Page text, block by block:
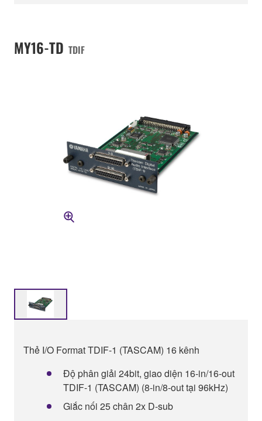
MY16-TD TDIF
Thẻ I/O Format TDIF-1 (TASCAM) 16 kênh
Độ phân giải 24bit, giao diện 16-in/16-out
TDIF-1 (TASCAM) (8-in/8-out tại 96kHz)
Giắc nối 25 chân 2x D-sub